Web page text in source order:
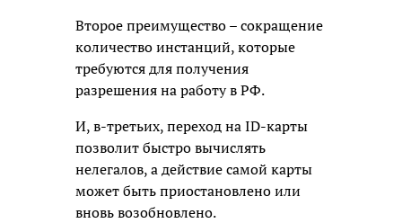
Второе преимущество – сокращение
количество инстанций, которые
требуются для получения
разрешения на работу в РФ.
И, в-третьих, переход на ID-карты
позволит быстро вычислять
нелегалов, а действие самой карты
может быть приостановлено или
вновь возобновлено.